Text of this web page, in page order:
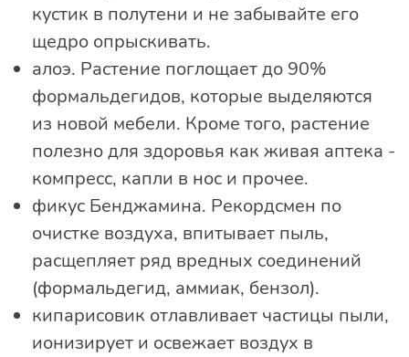
кустик в полутени и не забывайте его
щедро опрыскивать.
алоэ. Растение поглощает до 90%
формальдегидов, которые выделяются
из новой мебели. Кроме того, растение
полезно для здоровья как живая аптека -
компресс, капли в нос и прочее.
фикус Бенджамина. Рекордсмен по
очистке воздуха, впитывает пыль,
расщепляет ряд вредных соединений
(формальдегид, аммиак, бензол).
кипарисовик отлавливает частицы пыли,
ионизирует и освежает воздух в